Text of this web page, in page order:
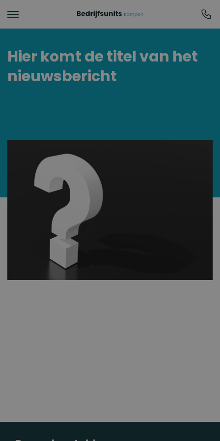
Hier komt de titel van het
nieuwsbericht